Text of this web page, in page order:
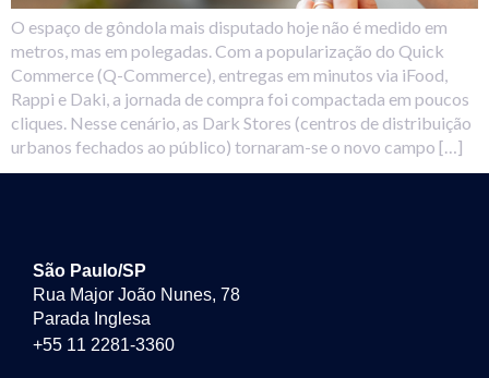
O espaço de gôndola mais disputado hoje não é medido em
metros, mas em polegadas. Com a popularização do Quick
Commerce (Q-Commerce), entregas em minutos via iFood,
Rappi e Daki, a jornada de compra foi compactada em poucos
cliques. Nesse cenário, as Dark Stores (centros de distribuição
urbanos fechados ao público) tornaram-se o novo campo […]
São Paulo/SP
Rua Major João Nunes, 78
Parada Inglesa
+55 11 2281-3360